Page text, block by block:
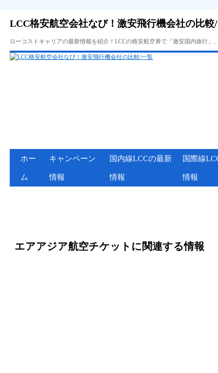
LCC格安航空会社なび！激安飛行機会社の比較
ローコストキャリアの最新情報を紹介！LCCの格安航空券で「激安国内旅行
ホー
ム
キャンペーン
情報
国内線LCCの最新
情報
国際線
情報
エアアジア航空チケットに関連する情報